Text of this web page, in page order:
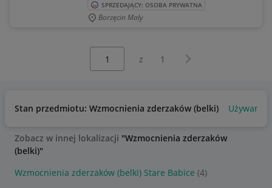
SPRZEDAJĄCY: OSOBA PRYWATNA
Borzęcin Mały
z 1 Następna strona
Stan przedmiotu: Wzmocnienia zderzaków (belki) Używany
Zobacz w innej lokalizacji "Wzmocnienia zderzaków
(belki)"
Wzmocnienia zderzaków (belki) Stare Babice (4)